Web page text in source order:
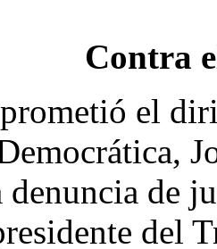
Contra
el
denuncia de
del